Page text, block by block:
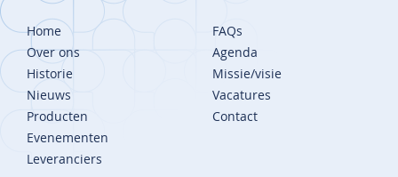
Home
Over ons
Historie
Nieuws
Producten
Evenementen
Leveranciers
FAQs
Agenda
Missie/visie
Vacatures
Contact